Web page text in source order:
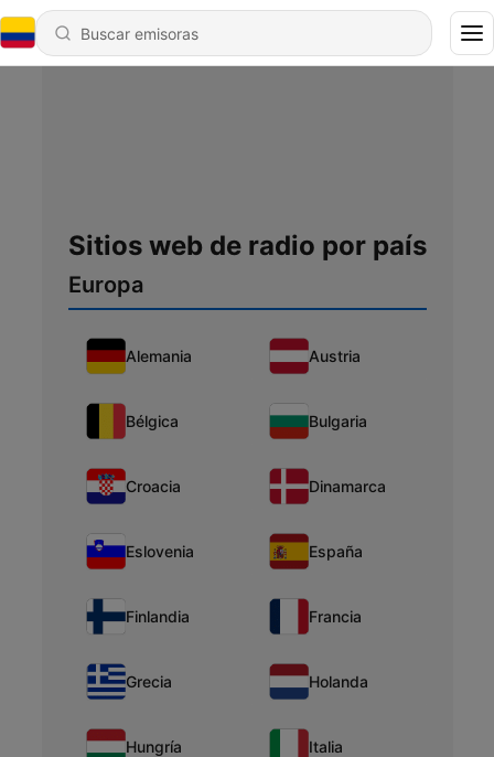
Sitios web de radio por país
Europa
Alemania Austria
Bélgica Bulgaria
Croacia Dinamarca
Eslovenia España
Finlandia Francia
Grecia Holanda
Hungría Italia